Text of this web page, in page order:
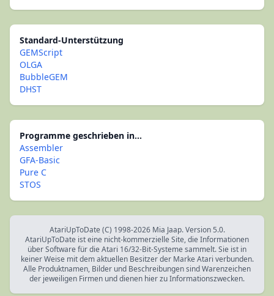
Standard-Unterstützung
GEMScript
OLGA
BubbleGEM
DHST
Programme geschrieben in...
Assembler
GFA-Basic
Pure C
STOS
AtariUpToDate (C) 1998-2026 Mia Jaap. Version 5.0.
AtariUpToDate ist eine nicht-kommerzielle Site, die Informationen
über Software für die Atari 16/32-Bit-Systeme sammelt. Sie ist in
keiner Weise mit dem aktuellen Besitzer der Marke Atari verbunden.
Alle Produktnamen, Bilder und Beschreibungen sind Warenzeichen
der jeweiligen Firmen und dienen hier zu Informationszwecken.